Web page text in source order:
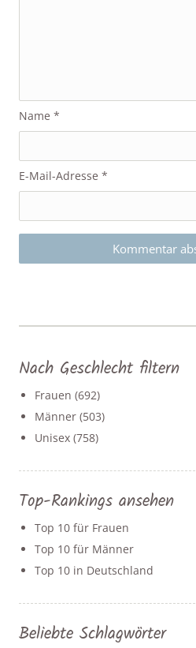
Name*
E-Mail-Adresse*
Nach Geschlecht filtern
Frauen (692)
Männer (503)
Unisex (758)
Top-Rankings ansehen
Top 10 für Frauen
Top 10 für Männer
Top 10 in Deutschland
Beliebte Schlagwörter